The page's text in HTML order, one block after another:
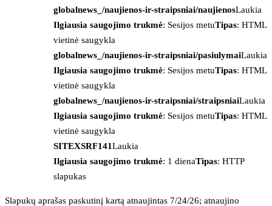
globalnews_/naujienos-ir-straipsniai/naujienosLaukia
Ilgiausia saugojimo trukmė: Sesijos metuTipas: HTML
vietinė saugykla
globalnews_/naujienos-ir-straipsniai/pasiulymaiLaukia
Ilgiausia saugojimo trukmė: Sesijos metuTipas: HTML
vietinė saugykla
globalnews_/naujienos-ir-straipsniai/straipsniaiLaukia
Ilgiausia saugojimo trukmė: Sesijos metuTipas: HTML
vietinė saugykla
SITEXSRF141Laukia
Ilgiausia saugojimo trukmė: 1 dienaTipas: HTTP
slapukas
Slapukų aprašas paskutinį kartą atnaujintas 7/24/26; atnaujino